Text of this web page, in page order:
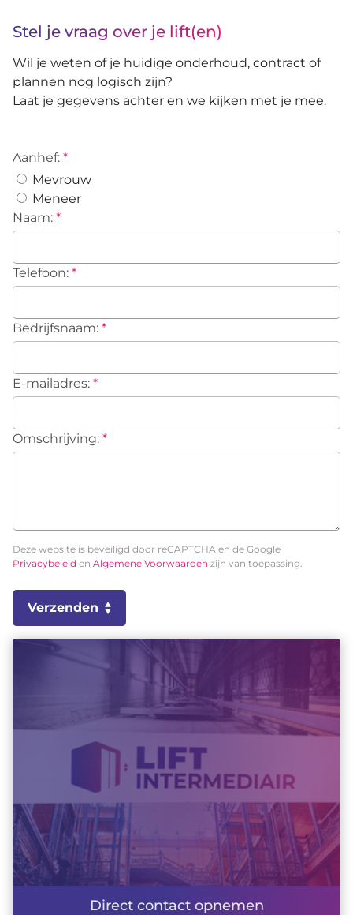
Stel je vraag over je lift(en)
Wil je weten of je huidige onderhoud, contract of
plannen nog logisch zijn?
Laat je gegevens achter en we kijken met je mee.
Aanhef: *
Mevrouw
Meneer
Naam: *
Telefoon: *
Bedrijfsnaam: *
E-mailadres: *
Omschrijving: *
Deze website is beveiligd door reCAPTCHA en de Google
Privacybeleid en Algemene Voorwaarden zijn van toepassing.
Verzenden
Direct contact opnemen